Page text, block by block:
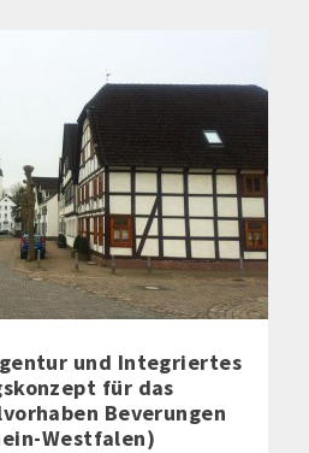
und Integriertes
für das
Beverungen
Westfalen)